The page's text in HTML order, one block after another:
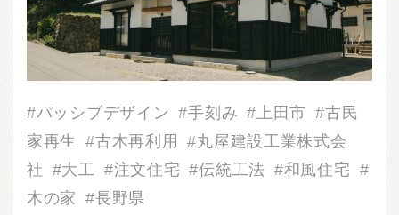
パッシブデザイン 手刻み 上田市
古民
家再生
古木再利用
丸屋建設工業株式会
社
大工 注文住宅 伝統工法
和風住宅
木の家
長野県